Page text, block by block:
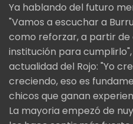
Ya hablando del futuro
"Vamos a escuchar a
como reforzar, a partir
institución para
actualidad del Rojo: "Yo
creciendo, eso es
chicos que ganan
La mayoria empezó de